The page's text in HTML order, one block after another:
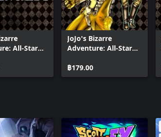
All-Star
JoJo's Bizarre
Adventure: All-Star
World Diego DLC
฿179.00